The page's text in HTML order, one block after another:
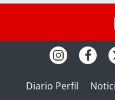
Diario Perfil